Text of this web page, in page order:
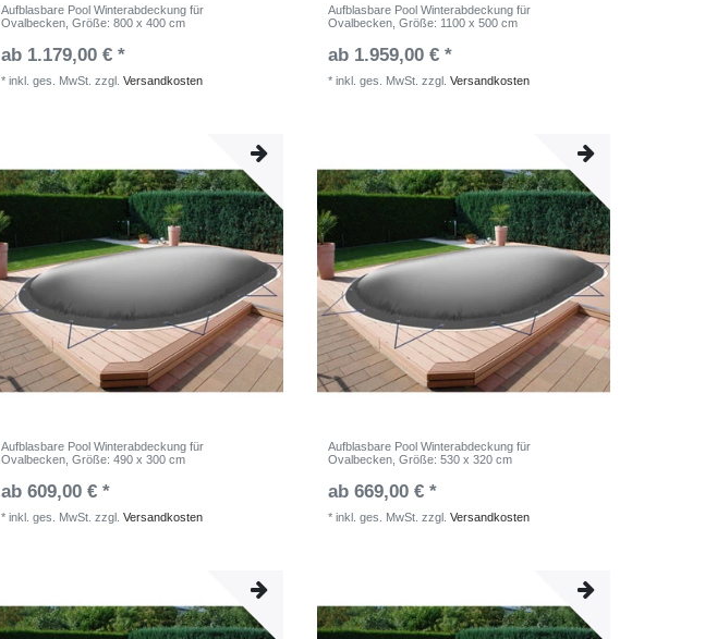
Aufblasbare Pool Winterabdeckung für
Ovalbecken , Größe: 800 x 400 cm
ab 1.179,00 € *
*inkl. ges. MwSt. zzgl.Versandkosten
Aufblasbare Pool Winterabdeckung für
Ovalbecken , Größe: 1100 x 500 cm
ab 1.959,00 € *
*inkl. ges. MwSt. zzgl.Versandkosten
Aufblasbare Pool Winterabdeckung für
Ovalbecken , Größe: 490 x 300 cm
ab 609,00 € *
*inkl. ges. MwSt. zzgl.Versandkosten
Aufblasbare Pool Winterabdeckung für
Ovalbecken , Größe: 530 x 320 cm
ab 669,00 € *
*inkl. ges. MwSt. zzgl.Versandkosten